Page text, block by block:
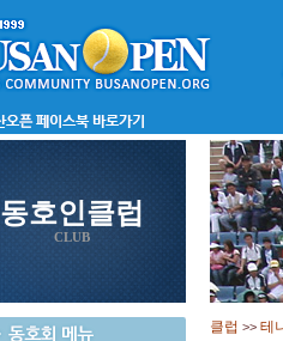
동호인클럽
CLUB
클럽 >> 테